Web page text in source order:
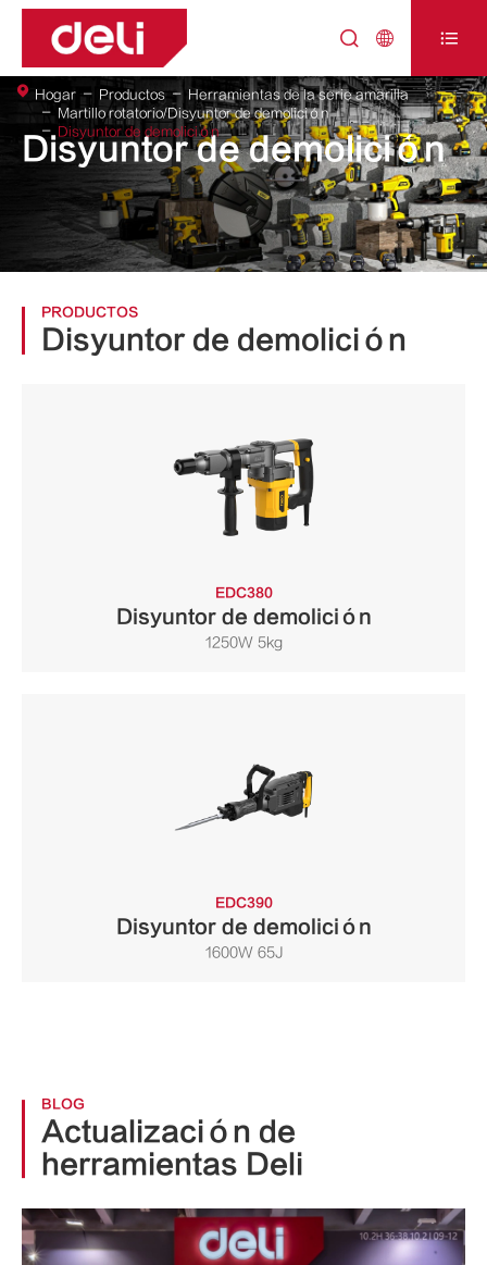
  
Disyuntor de demolición
Hogar Productos
Herramientas de la serie amarilla
Martillo rotatorio/Disyuntor de demolición
Disyuntor de demolición
PRODUCTOS
Disyuntor de demolición
EDC380
Disyuntor de demolición
1250W 5kg
EDC390
Disyuntor de demolición
1600W 65J
BLOG
Actualización de
herramientas Deli